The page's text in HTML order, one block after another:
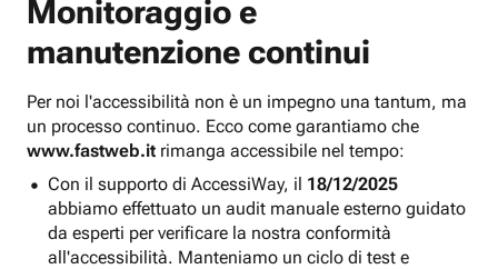
Monitoraggio e
manutenzione continui
Per noi l'accessibilità non è un impegno una tantum, ma
un processo continuo. Ecco come garantiamo che
www.fastweb.it rimanga accessibile nel tempo:
Con il supporto di AccessiWay, il 18/12/2025
abbiamo effettuato un audit manuale esterno guidato
da esperti per verificare la nostra conformità
all'accessibilità. Manteniamo un ciclo di test e